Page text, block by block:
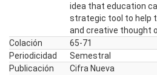
idea that education
strategic tool to help
and creative thought
Colación
65-71
Periodicidad
Semestral
Publicación
Cifra Nueva